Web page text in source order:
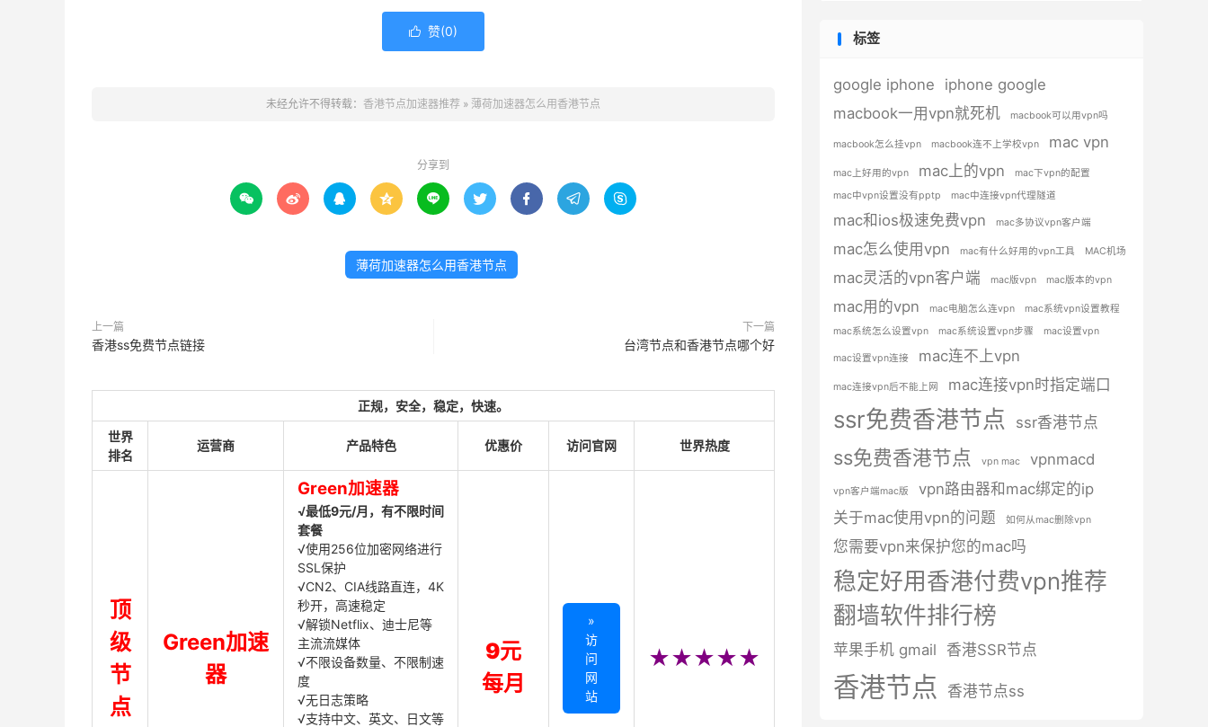
 赞(0)
未经允许不得转载： 香港节点加速器推荐 » 薄荷加速器怎么用香港节点
分享到
        
薄荷加速器怎么用香港节点
上一篇
香港ss免费节点链接
下一篇
台湾节点和香港节点哪个好
正规，安全，稳定，快速。
世界
排名
运营商 产品特色 优惠价 访问官网 世界热度
顶
级
节
点
Green加速
器
Green加速器
√最低9元/月，有不限时间
套餐
√使用256位加密网络进行
SSL保护
√CN2、CIA线路直连，4K
秒开，高速稳定
√解锁Netflix、迪士尼等
主流流媒体
√不限设备数量、不限制速
度
√无日志策略
√支持中文、英文、日文等
9元
每月
»
访
问
网
站
★★★★★
标签
google iphone
iphone google
macbook一用vpn就死机
macbook可以用vpn吗
macbook怎么挂vpn macbook连不上学校vpn mac vpn
mac上好用的vpn mac上的vpn
mac下vpn的配置
mac中vpn设置没有pptp
mac中连接vpn代理隧道
mac和ios极速免费vpn mac多协议vpn客户端
mac怎么使用vpn mac有什么好用的vpn工具 MAC机场
mac灵活的vpn客户端 mac版vpn mac版本的vpn
mac用的vpn mac电脑怎么连vpn
mac系统vpn设置教程
mac系统怎么设置vpn
mac系统设置vpn步骤 mac设置vpn
mac设置vpn连接 mac连不上vpn
mac连接vpn后不能上网 mac连接vpn时指定端口
ssr免费香港节点 ssr香港节点
ss免费香港节点 vpn mac vpnmacd
vpn客户端mac版
vpn路由器和mac绑定的ip
关于mac使用vpn的问题
如何从mac删除vpn
您需要vpn来保护您的mac吗
稳定好用香港付费vpn推荐
翻墙软件排行榜
苹果手机 gmail 香港SSR节点
香港节点 香港节点ss